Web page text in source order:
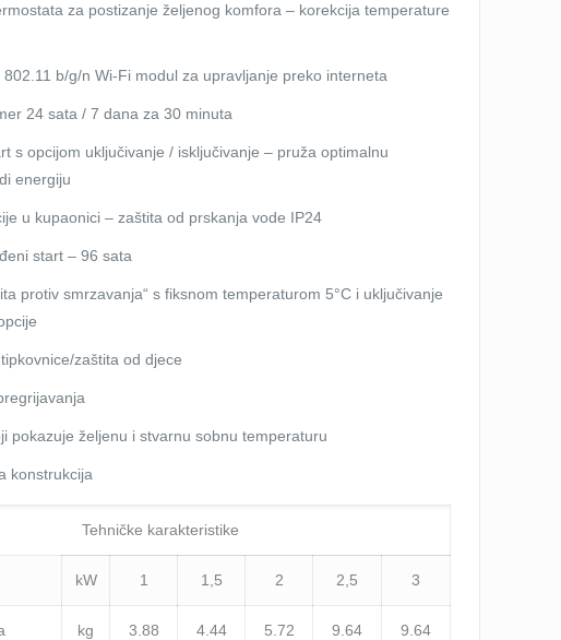
za postizanje željenog komfora – korekcija temperature
802.11 b/g/n Wi-Fi modul za upravljanje preko interneta
24 sata / 7 dana za 30 minuta
s opcijom uključivanje / isključivanje – pruža optimalnu
energiju
u kupaonici – zaštita od prskanja vode IP24
start – 96 sata
protiv smrzavanja“ s fiksnom temperaturom 5°C i uključivanje
zaštita od djece
pokazuje željenu i stvarnu sobnu temperaturu
konstrukcija
Tehničke karakteristike
kW 1 1,5 2 2,5 3
kg 3.88 4.44 5.72 9.64 9.64